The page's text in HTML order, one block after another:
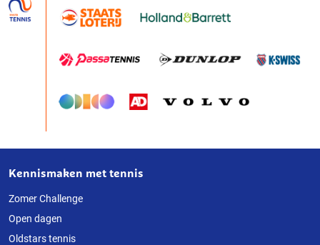
Over
deze
website
Kennismaken met tennis
Zomer Challenge
Open dagen
Oldstars tennis